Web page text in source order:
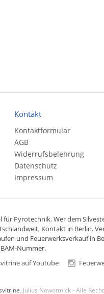
Kontakt
Kontaktformular
AGB
Widerrufsbelehrung
Datenschutz
Impressum
für Pyrotechnik. Wer dem
, Kontakt in Berlin.
und Feuerwerksverkauf in
Nummer.
auf Youtube
, Julius Nowottnick - Alle